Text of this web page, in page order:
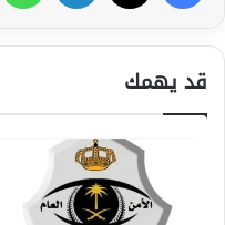
قد يهمك